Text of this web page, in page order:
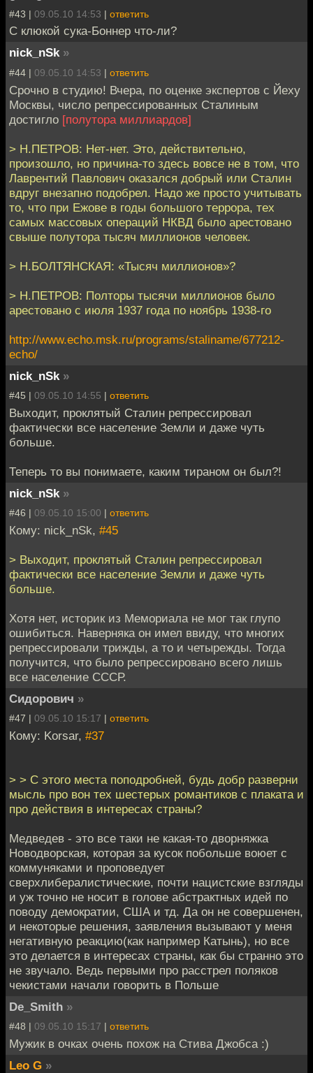
#43 | 09.05.10 14:53 | ответить
С клюкой сука-Боннер что-ли?
nick_nSk »
#44 | 09.05.10 14:53 | ответить
Срочно в студию! Вчера, по оценке экспертов с Йеху
Москвы, число репрессированных Сталиным
достигло [полутора миллиардов]
> Н.ПЕТРОВ: Нет-нет. Это, действительно,
произошло, но причина-то здесь вовсе не в том, что
Лаврентий Павлович оказался добрый или Сталин
вдруг внезапно подобрел. Надо же просто учитывать
то, что при Ежове в годы большого террора, тех
самых массовых операций НКВД было арестовано
свыше полутора тысяч миллионов человек.
> Н.БОЛТЯНСКАЯ: «Тысяч миллионов»?
> Н.ПЕТРОВ: Полторы тысячи миллионов было
арестовано с июля 1937 года по ноябрь 1938-го
http://www.echo.msk.ru/programs/staliname/677212-
echo/
nick_nSk »
#45 | 09.05.10 14:55 | ответить
Выходит, проклятый Сталин репрессировал
фактически все население Земли и даже чуть
больше.
Теперь то вы понимаете, каким тираном он был?!
nick_nSk »
#46 | 09.05.10 15:00 | ответить
Кому: nick_nSk, #45
> Выходит, проклятый Сталин репрессировал
фактически все население Земли и даже чуть
больше.
Хотя нет, историк из Мемориала не мог так глупо
ошибиться. Наверняка он имел ввиду, что многих
репрессировали трижды, а то и четырежды. Тогда
получится, что было репрессировано всего лишь
все население СССР.
Сидорович »
#47 | 09.05.10 15:17 | ответить
Кому: Korsar, #37
> > С этого места поподробней, будь добр разверни
мысль про вон тех шестерых романтиков с плаката и
про действия в интересах страны?
Медведев - это все таки не какая-то дворняжка
Новодворская, которая за кусок побольше воюет с
коммуняками и проповедует
сверхлибералистические, почти нацистские взгляды
и уж точно не носит в голове абстрактных идей по
поводу демократии, США и тд. Да он не совершенен,
и некоторые решения, заявления вызывают у меня
негативную реакцию(как например Катынь), но все
это делается в интересах страны, как бы странно это
не звучало. Ведь первыми про расстрел поляков
чекистами начали говорить в Польше
De_Smith »
#48 | 09.05.10 15:17 | ответить
Мужик в очках очень похож на Стива Джобса :)
Leo G »